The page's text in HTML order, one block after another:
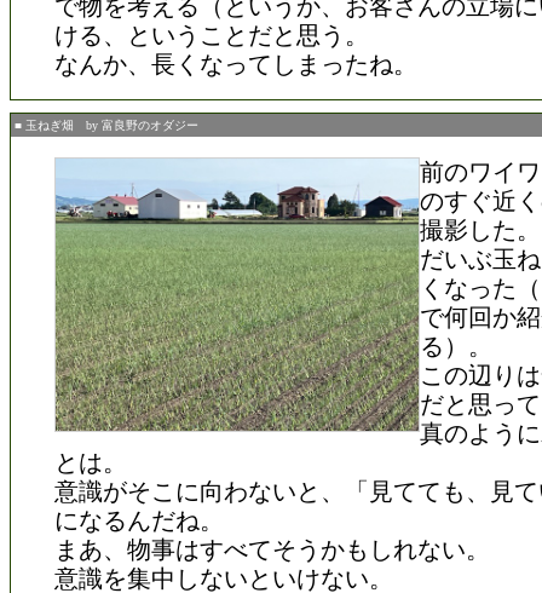
で物を考える（というか、お客さんの立場
ける、ということだと思う。
なんか、長くなってしまったね。
■ 玉ねぎ畑 by 富良野のオダジー
前のワイ
のすぐ近
撮影した。
だいぶ玉
くなった
で何回か
る）。
この辺り
だと思っ
真のよう
とは。
意識がそこに向わないと、「見てても、見
になるんだね。
まあ、物事はすべてそうかもしれない。
意識を集中しないといけない。